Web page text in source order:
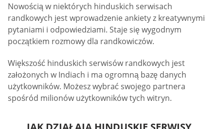
Nowością w niektórych hinduskich serwisach
randkowych jest wprowadzenie ankiety z kreatywnymi
pytaniami i odpowiedziami. Staje się wygodnym
początkiem rozmowy dla randkowiczów.
Większość hinduskich serwisów randkowych jest
założonych w Indiach i ma ogromną bazę danych
użytkowników. Możesz wybrać swojego partnera
spośród milionów użytkowników tych witryn.